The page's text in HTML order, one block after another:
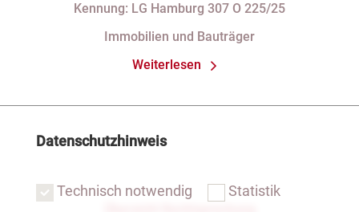
Kennung: LG Hamburg 307 O 225/25
Immobilien und Bauträger
Weiterlesen
Datenschutzhinweis
Technisch notwendig Statistik